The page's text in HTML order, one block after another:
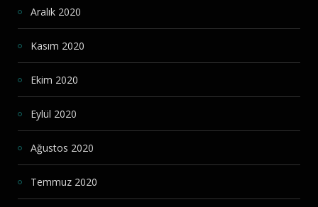
Aralık 2020
Kasım 2020
Ekim 2020
Eylül 2020
Ağustos 2020
Temmuz 2020